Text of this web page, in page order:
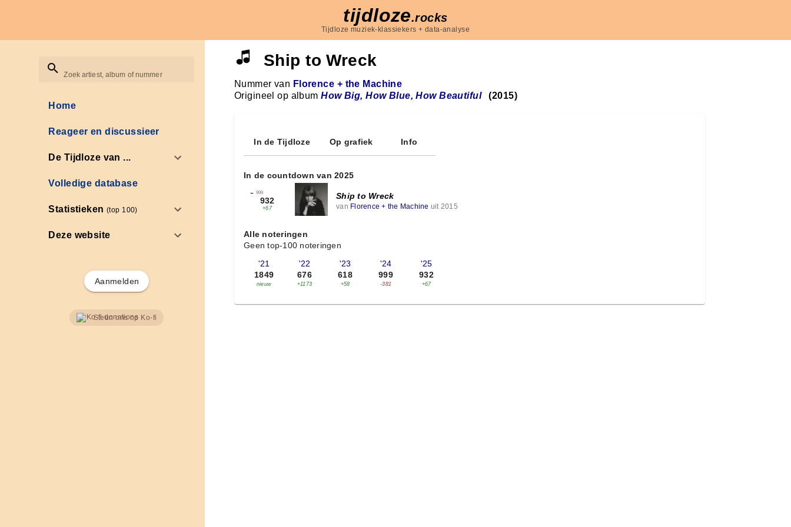
tijdloze.rocks
Tijdloze muziek-klassiekers + data-analyse
Zoek artiest, album of nummer
Home
Reageer en discussieer
De Tijdloze van ...
Volledige database
Statistieken(top 100)
Deze website
Aanmelden
Steun ons op Ko-fi
Ship to Wreck
Nummer van Florence + the Machine
Origineel op albumHow Big, How Blue, How Beautiful (2015)
In de Tijdloze Op grafiek Info
In de countdown van 2025
← 999
932
+67
Ship to Wreck
van Florence + the Machine uit 2015
Alle noteringen
Geen top-100 noteringen
'21
1849
nieuw
'22
676
+1173
'23
618
+58
'24
999
-381
'25
932
+67